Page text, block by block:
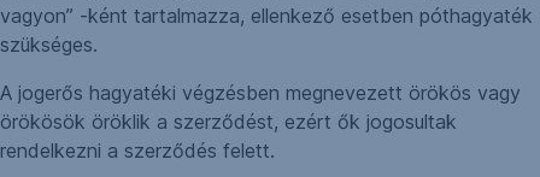
vagyon” -ként tartalmazza, ellenkező esetben póthagyaték
szükséges.
A jogerős hagyatéki végzésben megnevezett örökös vagy
örökösök öröklik a szerződést, ezért ők jogosultak
rendelkezni a szerződés felett.